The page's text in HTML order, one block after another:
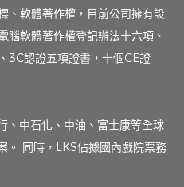
、軟體著作權，目前公司擁有設
腦軟體著作權登記辦法十六項、
3C認證五項證書，十個CE證
、中石化、中油、富士康等全球
。 同時，LKS佔據國內戲院票務